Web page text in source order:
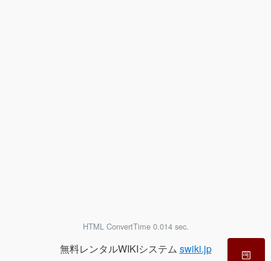
HTML ConvertTime 0.014 sec.
無料レンタルWIKIシステム swiki.jp